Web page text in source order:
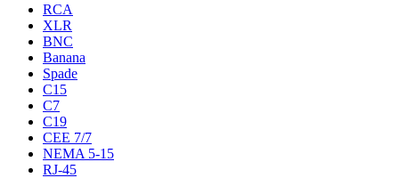
RCA
XLR
BNC
Banana
Spade
C15
С7
C19
CEE 7/7
NEMA 5-15
RJ-45